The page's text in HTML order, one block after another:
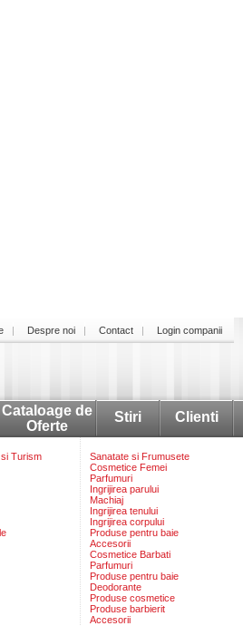
Despre noi Contact Login companii
Cataloage de
Oferte
Stiri Clienti
Turism
Sanatate si Frumusete
Cosmetice Femei
Parfumuri
Ingrijirea parului
Machiaj
Ingrijirea tenului
Ingrijirea corpului
Produse pentru baie
Accesorii
Cosmetice Barbati
Parfumuri
Produse pentru baie
Deodorante
Produse cosmetice
Produse barbierit
Accesorii